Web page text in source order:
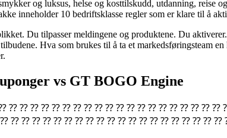
og luksus, helse og kosttilskudd, utdanning, reise
inneholder 10 bedriftsklasse regler som er klare til å
Du tilpasser meldingene og produktene. Du
Hva som brukes til å ta et markedsføringsteam
vs GT BOGO Engine
⁇ ⁇ ⁇ ⁇ ⁇ ⁇ ⁇ ⁇ ⁇ ⁇ ⁇ ⁇ ⁇ ⁇ ⁇ ⁇ ⁇ ⁇ ⁇
⁇ ⁇ ⁇ ⁇ ⁇ ⁇ ⁇ ⁇ ⁇ ⁇ ⁇ ⁇ ⁇ ⁇ ⁇ ⁇ ⁇ ⁇ ⁇ ⁇